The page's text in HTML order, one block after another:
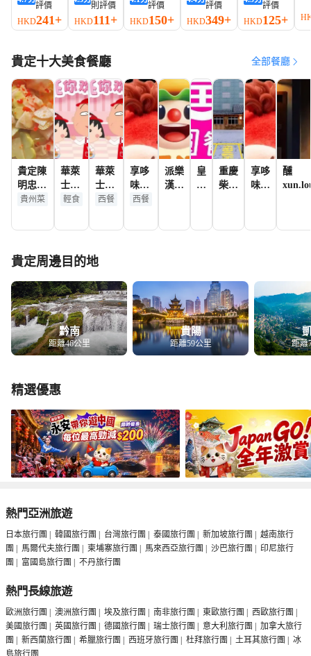
評價
HKD241+
則評價
HKD111+
評價
HKD150+
評價
HKD349+
評價
HKD125+
貴定十大美食餐廳 全部餐廳
貴定陳
明忠酒
店·陳
店
貴州菜
華萊
士·
全雞
店）
輕食
華萊
士炸
雞漢
店)
西餐
享哆
味·
漢堡
西餐
派樂
漢堡
皇
圓
重慶
柴火
享哆
味·
醺
貴定周邊目的地
黔南
距離46公里
貴陽
距離59公里 距離
精選優惠
熱門亞洲旅遊
日本旅行團 | 韓國旅行團 | 台灣旅行團 | 泰國旅行團 | 新加坡旅行團 | 越南旅行
團 | 馬爾代夫旅行團 | 柬埔寨旅行團 | 馬來西亞旅行團 | 沙巴旅行團 | 印尼旅行
團 | 富國島旅行團 | 不丹旅行團
熱門長線旅遊
歐洲旅行團 | 澳洲旅行團 | 埃及旅行團 | 南非旅行團 | 東歐旅行團 | 西歐旅行團 |
美國旅行團 | 英國旅行團 | 德國旅行團 | 瑞士旅行團 | 意大利旅行團 | 加拿大旅行
團 | 新西蘭旅行團 | 希臘旅行團 | 西班牙旅行團 | 杜拜旅行團 | 土耳其旅行團 | 冰
島旅行團